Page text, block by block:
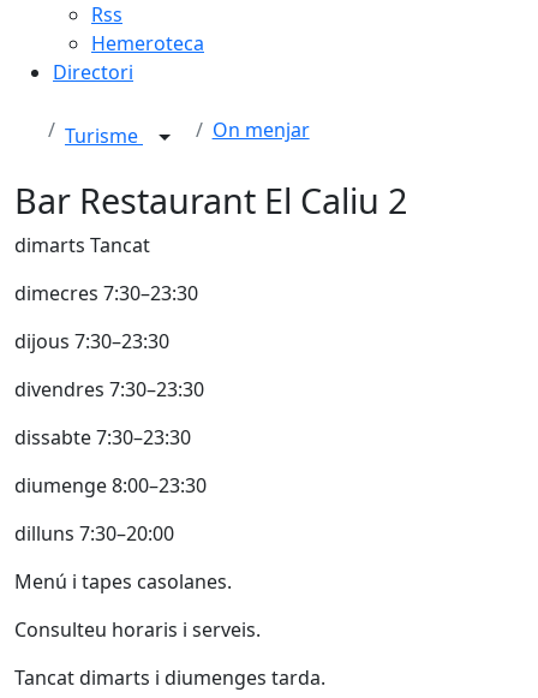
Rss
Hemeroteca
Directori
Turisme On menjar
Bar Restaurant El Caliu 2
dimarts Tancat
dimecres 7:30–23:30
dijous 7:30–23:30
divendres 7:30–23:30
dissabte 7:30–23:30
diumenge 8:00–23:30
dilluns 7:30–20:00
Menú i tapes casolanes.
Consulteu horaris i serveis.
Tancat dimarts i diumenges tarda.